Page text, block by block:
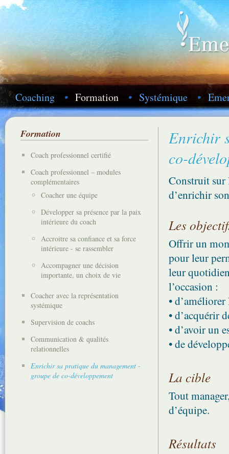
Coaching Formation Systémique
Formation
Coach professionnel certifié
Coach professionnel – modules
complémentaires
Coacher une équipe
Développer sa présence par la paix
intérieure du coach
Accroitre sa confiance et sa force
intérieure - se rassembler
Accompagner une décision
importante, un choix de vie
Coacher avec la représentation
systémique
Supervision de coachs
Communication & qualités
relationnelles
Enrichir sa pratique du management -
groupe de co-développement
Enrichir
co-
Construit sur
d’enrichir
Les
Offrir un
pour leur
leur
l’occasion :
•
• d’acquérir
• d’avoir un
• de
La cible
Tout
d’équipe.
Résultats